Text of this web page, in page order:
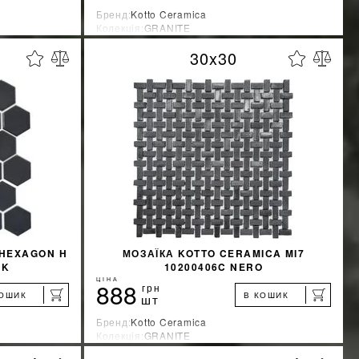
%
Бренд:Kotto Ceramica
Колекція:GRANITE
Країна-виробник:Украина
ДІЗНАТИСЯ ЗНИЖКУ %
КУПИТИ
H
30x30
МОЗАЇКА KOTTO CERAMICA MI7
10200406C NERO
ЦІНА
888 грн
шт В КОШИК
Бренд:Kotto Ceramica
Колекція:GRANITE
Країна-виробник:Украина